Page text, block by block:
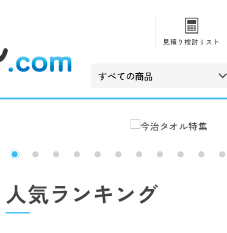
見積り検討リスト
人気ランキング